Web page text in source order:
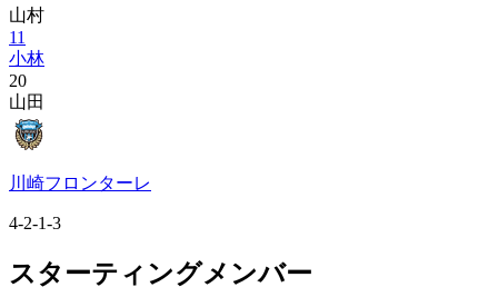
山村
11
小林
20
山田
川崎フロンターレ
4-2-1-3
スターティングメンバー